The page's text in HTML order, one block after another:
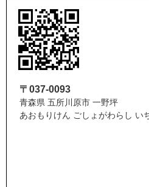
〒037-0093
青森県 五所川原市 一野坪
あおもりけん ごしょがわらし い